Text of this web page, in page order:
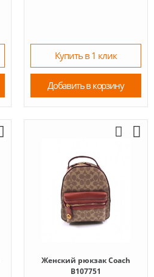
Купить в 1 клик
Добавить в корзину
Женский рюкзак Coach
B107751